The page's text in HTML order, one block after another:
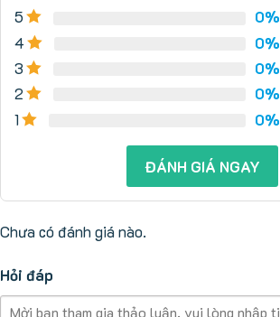
5 0%
4
0%
3
0%
2
0%
1
0%
ĐÁNH GIÁ NGAY
Chưa có đánh giá nào.
Hỏi đáp